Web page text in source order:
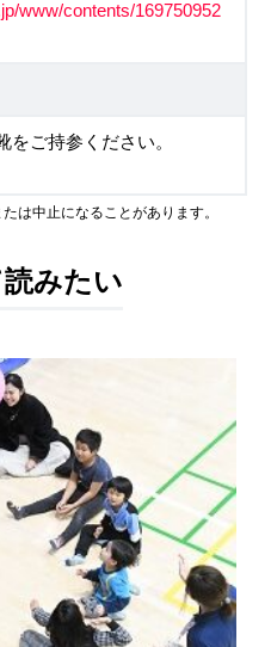
www/contents/169750952
ご持参ください。
は中止になることがあります。
みたい